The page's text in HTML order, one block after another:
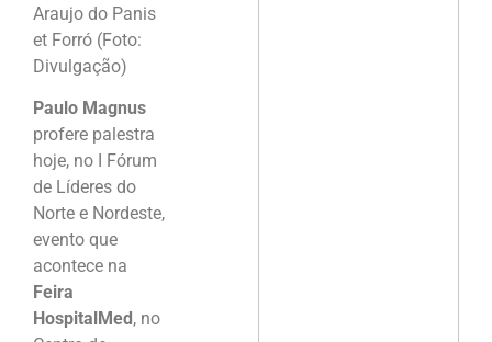
Araujo do Panis
et Forró (Foto:
Divulgação)
Paulo Magnus
profere palestra
hoje, no I Fórum
de Líderes do
Norte e Nordeste,
evento que
acontece na
Feira
HospitalMed , no